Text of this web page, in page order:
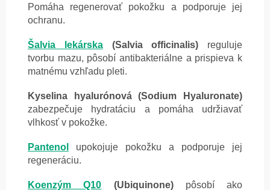
Pomáha regenerovať pokožku a podporuje jej
ochranu.
Šalvia lekárska(Salvia officinalis) reguluje
tvorbu mazu, pôsobí antibakteriálne a prispieva k
matnému vzhľadu pleti.
Kyselina hyalurónová (Sodium Hyaluronate)
zabezpečuje hydratáciu a pomáha udržiavať
vlhkosť v pokožke.
Pantenol
upokojuje pokožku a podporuje jej
regeneráciu.
Koenzým Q10 (Ubiquinone)pôsobí ako